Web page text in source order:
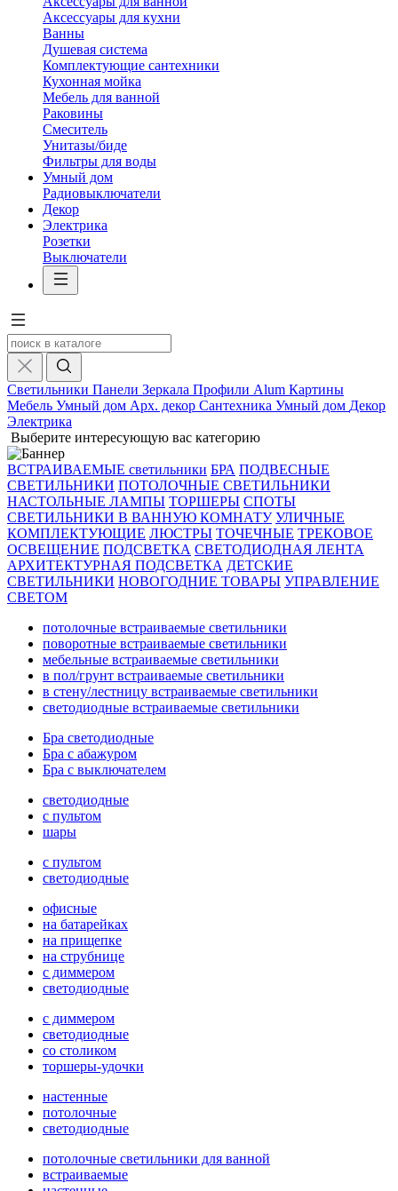
Аксессуары для кухни
Ванны
Душевая система
Комплектующие сантехники
Кухонная мойка
Мебель для ванной
Раковины
Смеситель
Унитазы/биде
Фильтры для воды
Умный дом
Радиовыключатели
Декор
Электрика
Розетки
Выключатели
Светильники Панели Зеркала Профили Alum Картины
Мебель Умный дом Арх. декор Сантехника Умный дом Декор
Электрика
Выберите интересующую вас категорию
ВСТРАИВАЕМЫЕ светильники БРА ПОДВЕСНЫЕ
СВЕТИЛЬНИКИ ПОТОЛОЧНЫЕ СВЕТИЛЬНИКИ
НАСТОЛЬНЫЕ ЛАМПЫ ТОРШЕРЫ СПОТЫ
СВЕТИЛЬНИКИ В ВАННУЮ КОМНАТУ УЛИЧНЫЕ
КОМПЛЕКТУЮЩИЕ ЛЮСТРЫ ТОЧЕЧНЫЕ ТРЕКОВОЕ
ОСВЕЩЕНИЕ ПОДСВЕТКА СВЕТОДИОДНАЯ ЛЕНТА
АРХИТЕКТУРНАЯ ПОДСВЕТКА ДЕТСКИЕ
СВЕТИЛЬНИКИ НОВОГОДНИЕ ТОВАРЫ УПРАВЛЕНИЕ
СВЕТОМ
потолочные встраиваемые светильники
поворотные встраиваемые светильники
мебельные встраиваемые светильники
в пол/грунт встраиваемые светильники
в стену/лестницу встраиваемые светильники
светодиодные встраиваемые светильники
Бра светодиодные
Бра с абажуром
Бра с выключателем
светодиодные
с пультом
шары
с пультом
светодиодные
офисные
на батарейках
на прищепке
на струбнице
с диммером
светодиодные
с диммером
светодиодные
со столиком
торшеры-удочки
настенные
потолочные
светодиодные
потолочные светильники для ванной
встраиваемые